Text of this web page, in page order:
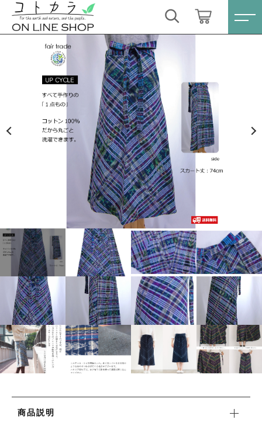
商品説明
カートに商品を追加しました
コルテ（巻き）スカートロング〔74cm〕丈 カラ
フル絣〔ブルー系〕ilo itoo
数量
13,200円（税込）
ショッピングを続ける
カートを確認する
ログイン / 会員登録
お気に入り
スキンケア・石鹸
HINOKI（土佐ヒノキ）シリーズ
サステナブル歯ブラシ・歯磨き粉
洗剤・食器用石鹸
タオル/ハンカチ
国産［奥会津］かごバッグ
カトラリー/食器
ソーラーランタン（クリーンエネルギー）
ファッション
雑貨
すべて
スキンケア・石鹸
HINOKI（土佐ヒノキ）シリーズ
サステナブル歯ブラシ・歯磨き粉
洗剤・食器用石鹸
タオル/ハンカチ
国産［奥会津］かごバッグ
カトラリー/食器
ソーラーランタン（クリーンエネルギー）
ファッション
キーワード検索
こだわり検索
親カテゴリ
価格帯
～
その他
在庫あり セール
並び順